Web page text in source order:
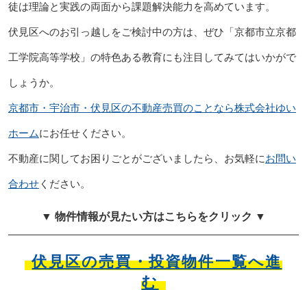
徒は理論と実践の両面から課題解決能力を高めています。
伏見区へのお引っ越しをご検討中の方は、ぜひ「京都市立京都
工学院高等学校」の特色ある教育にも注目してみてはいかがで
しょうか。
京都市・宇治市・伏見区の不動産売買のことなら株式会社ゆい
ホームにお任せください。
不動産に関してお困りごとがございましたら、お気軽にお問い
合わせください。
▼ 物件情報が見たい方はこちらをクリック ▼
伏見区の売買・投資物件一覧へ進
む